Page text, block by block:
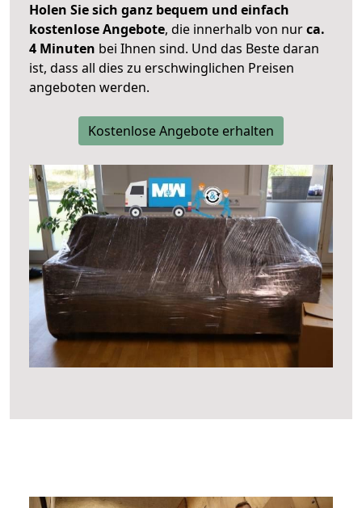
Holen Sie sich ganz bequem und einfach
kostenlose Angebote, die innerhalb von nurca.
4 Minuten bei Ihnen sind. Und das Beste daran
ist, dass all dies zu erschwinglichen Preisen
angeboten werden.
Kostenlose Angebote erhalten